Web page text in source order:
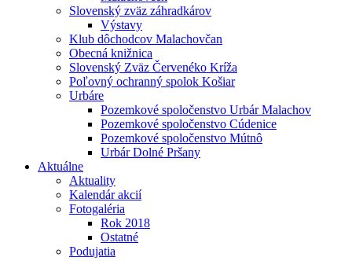
Slovenský zväz záhradkárov
Výstavy
Klub dôchodcov Malachovčan
Obecná knižnica
Slovenský Zväz Červenéko Kríža
Poľovný ochranný spolok Košiar
Urbáre
Pozemkové spoločenstvo Urbár Malachov
Pozemkové spoločenstvo Cúdenice
Pozemkové spoločenstvo Mútnô
Urbár Dolné Pršany
Aktuálne
Aktuality
Kalendár akcií
Fotogaléria
Rok 2018
Ostatné
Podujatia